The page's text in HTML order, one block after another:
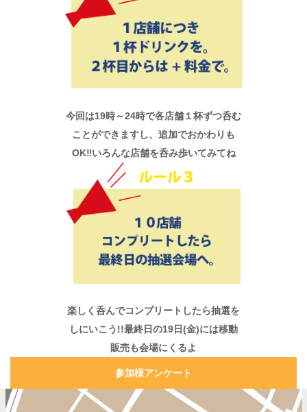
今回は19時～24時で各店舗１杯ずつ呑む
ことができますし、追加でおかわりも
OK‼いろんな店舗を呑み歩いてみてね
楽しく呑んでコンプリートしたら抽選を
しにいこう!!最終日の19日(金)には移動
販売も会場にくるよ
参加様アンケート